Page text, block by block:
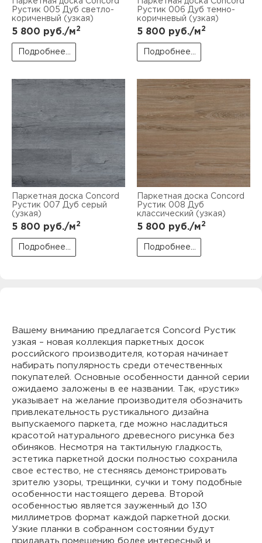
Рустик 005 Дуб светло-
кориченвый (узкая)
5 800 руб./м2
Подробнее...
Рустик 006 Дуб темно-
коричневый (узкая)
5 800 руб./м2
Подробнее...
Паркетная доска Concord
Рустик 007 Дуб серый
(узкая)
5 800 руб./м2
Подробнее...
Паркетная доска Concord
Рустик 008 Дуб
классический (узкая)
5 800 руб./м2
Подробнее...
Вашему вниманию предлагается Concord Рустик
узкая – новая коллекция паркетных досок
российского производителя, которая начинает
набирать популярность среди отечественных
покупателей. Основные особенности данной серии
ожидаемо заложены в ее названии. Так, «рустик»
указывает на желание производителя обозначить
привлекательность рустикального дизайна
выпускаемого паркета, где можно насладиться
красотой натурального древесного рисунка без
обиняков. Несмотря на тактильную гладкость,
эстетика паркетной доски полностью сохранила
свое естество, не стесняясь демонстрировать
зрителю узоры, трещинки, сучки и тому подобные
особенности настоящего дерева. Второй
особенностью является зауженный до 130
миллиметров формат каждой паркетной доски.
Узкие планки в собранном состоянии будут
придавать помещению более интересный и